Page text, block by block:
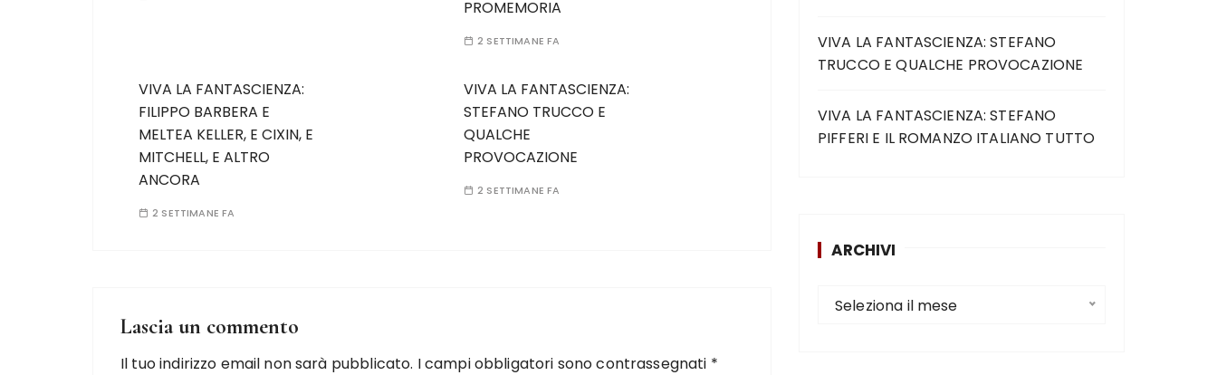
PROMEMORIA
2 SETTIMANE FA
VIVA LA FANTASCIENZA:
FILIPPO BARBERA E
MELTEA KELLER, E CIXIN, E
MITCHELL, E ALTRO
ANCORA
2 SETTIMANE FA
VIVA LA FANTASCIENZA:
STEFANO TRUCCO E
QUALCHE
PROVOCAZIONE
2 SETTIMANE FA
Lascia un commento
Il tuo indirizzo email non sarà pubblicato. I campi obbligatori sono contrassegnati *
VIVA LA FANTASCIENZA: STEFANO
TRUCCO E QUALCHE PROVOCAZIONE
VIVA LA FANTASCIENZA: STEFANO
PIFFERI E IL ROMANZO ITALIANO TUTTO
ARCHIVI
Seleziona il mese